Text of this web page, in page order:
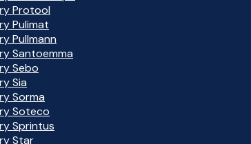
Protool
Pulimat
Pullmann
Santoemma
Sebo
Sia
Sorma
Soteco
Sprintus
Star